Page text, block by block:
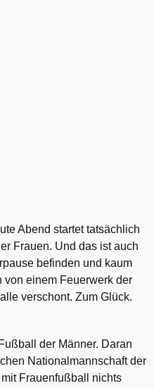
Abend startet tatsächlich
Frauen. Und das ist auch
befinden und kaum
von einem Feuerwerk der
verschont. Zum Glück.
der Männer. Daran
Nationalmannschaft der
Frauenfußball nichts